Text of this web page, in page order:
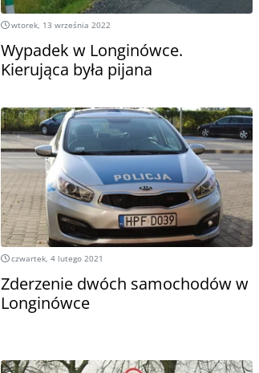
wtorek, 13 września 2022
Wypadek w Longinówce.
Kierująca była pijana
czwartek, 4 lutego 2021
Zderzenie dwóch samochodów w
Longinówce